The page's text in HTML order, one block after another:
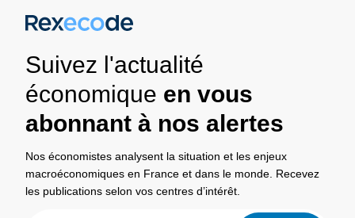
Suivez l'actualité
économique en vous
abonnant à nos alertes
Nos économistes analysent la situation et les enjeux
macroéconomiques en France et dans le monde. Recevez
les publications selon vos centres d’intérêt.